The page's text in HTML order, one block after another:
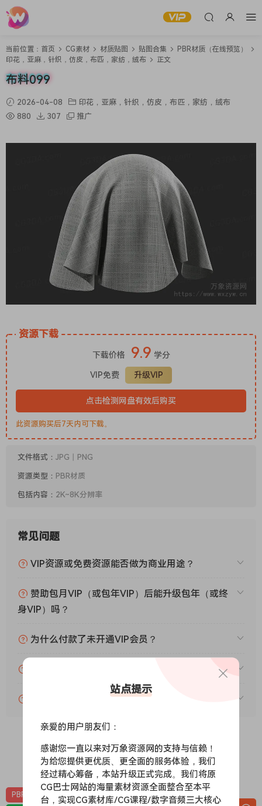
当前位置： 首页 CG素材 材质贴图 贴图合集
PBR材质（在线预览）
印花，亚麻，针织，仿皮，布匹，家纺，绒布
正文
布料099
2026-04-08
印花，亚麻，针织，仿皮，布匹，家纺，绒布
880
307 推广
资源下载
下载价格 9.9 学分
VIP免费 升级VIP
点击检测网盘有效后购买
此资源购买后7天内可下载。
文件格式： JPG丨PNG
资源类型： PBR材质
包括内容： 2K~8K分辨率
常见问题
VIP资源或免费资源能否做为商业用途？
赞助包月VIP（或包年VIP）后能升级包年（或终
身VIP）吗？
为什么付款了未开通VIP会员？
VIP会员剩余时间查询？
0 0
PBR-布料 PBR材质（在线预览）
站点提示
亲爱的用户朋友们：
感谢您一直以来对万象资源网的支持与信赖！
为给您提供更优质、更全面的服务体验，我们
经过精心筹备，本站升级正式完成。我们将原
CG巴士网站的海量素材资源全面整合至本平
台，实现CG素材库/CG课程/数字音频三大核心